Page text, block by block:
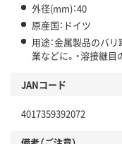
外径(mm)：40
原産国：ドイツ
用途：金属製品のバ
業などに。・溶接継目
JANコード
4017359392072